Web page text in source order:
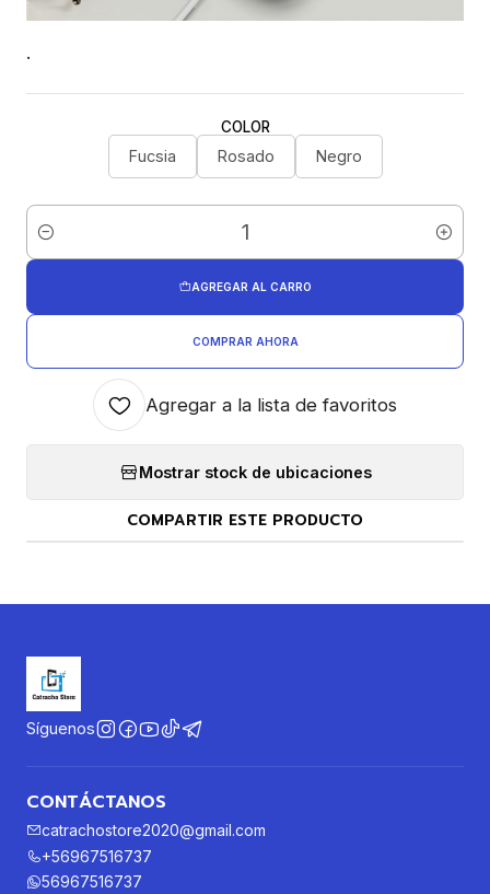
.
COLOR
Fucsia Rosado Negro
Cantidad
AGREGAR AL CARRO
COMPRAR AHORA
Agregar a la lista de favoritos
Mostrar stock de ubicaciones
COMPARTIR ESTE PRODUCTO
Síguenos
CONTÁCTANOS
catrachostore2020@gmail.com
+56967516737
56967516737